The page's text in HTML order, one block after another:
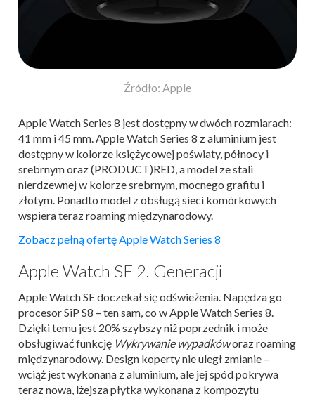
Źródło: Apple
Apple Watch Series 8 jest dostępny w dwóch rozmiarach:
41 mm i 45 mm. Apple Watch Series 8 z aluminium jest
dostępny w kolorze księżycowej poświaty, północy i
srebrnym oraz (PRODUCT)RED, a model ze stali
nierdzewnej w kolorze srebrnym, mocnego grafitu i
złotym. Ponadto model z obsługą sieci komórkowych
wspiera teraz roaming międzynarodowy.
Zobacz pełną ofertę Apple Watch Series 8
Apple Watch SE 2. Generacji
Apple Watch SE doczekał się odświeżenia. Napędza go
procesor SiP S8 – ten sam, co w Apple Watch Series 8.
Dzięki temu jest 20% szybszy niż poprzednik i może
obsługiwać funkcję Wykrywanie wypadkóworaz roaming
międzynarodowy. Design koperty nie uległ zmianie –
wciąż jest wykonana z aluminium, ale jej spód pokrywa
teraz nowa, lżejsza płytka wykonana z kompozytu